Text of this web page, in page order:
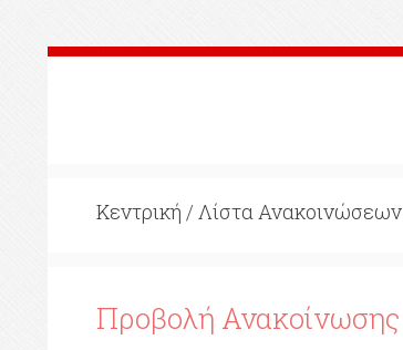
Κεντρική / Λίστα Ανακοινώσεων
Προβολή Ανακοίνωσης